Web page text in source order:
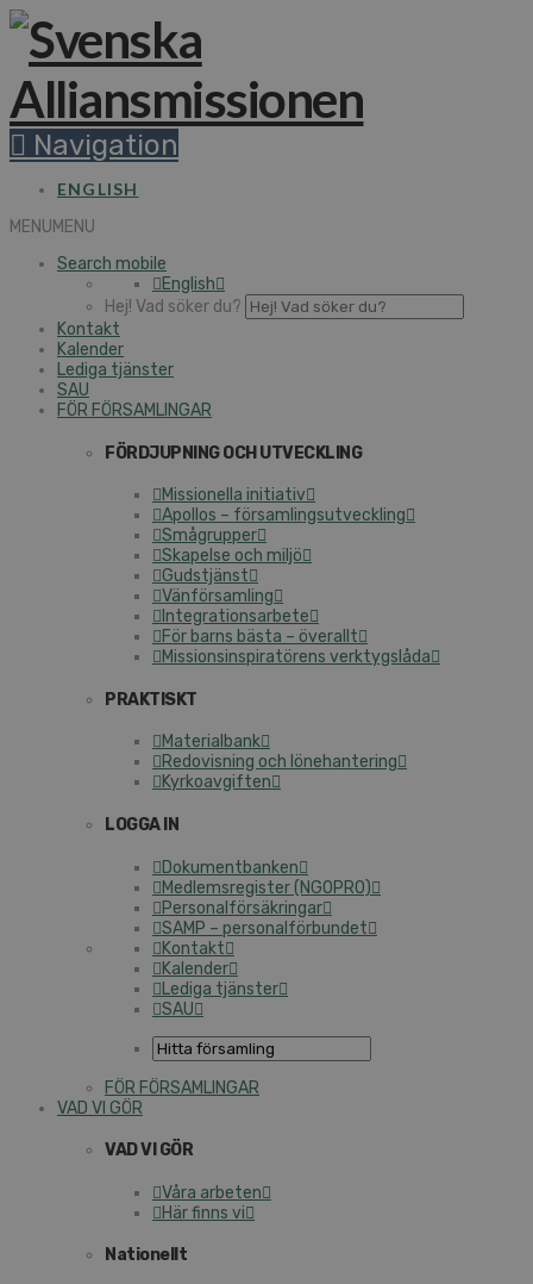
Navigation
ENGLISH
MENUMENU
Search mobile
English
Hej! Vad söker du?
Kontakt
Kalender
Lediga tjänster
SAU
FÖR FÖRSAMLINGAR
FÖRDJUPNING OCH UTVECKLING
Missionella initiativ
Apollos – församlingsutveckling
Smågrupper
Skapelse och miljö
Gudstjänst
Vänförsamling
Integrationsarbete
För barns bästa – överallt
Missionsinspiratörens verktygslåda
PRAKTISKT
Materialbank
Redovisning och lönehantering
Kyrkoavgiften
LOGGA IN
Dokumentbanken
Medlemsregister (NGOPRO)
Personalförsäkringar
SAMP – personalförbundet
Kontakt
Kalender
Lediga tjänster
SAU
FÖR FÖRSAMLINGAR
VAD VI GÖR
VAD VI GÖR
Våra arbeten
Här finns vi
Nationellt